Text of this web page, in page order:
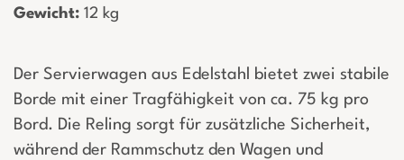
Gewicht: ­ 12 kg
Der Servierwagen aus Edelstahl bietet zwei stabile
Borde mit einer Tragfähigkeit von ca. 75 kg pro
Bord. Die Reling sorgt für zusätzliche Sicherheit,
während der Rammschutz den Wagen und